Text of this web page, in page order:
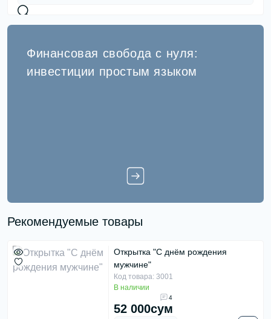
Финансовая свобода с нуля:
инвестиции простым языком
Рекомендуемые товары
Открытка "С днём рождения
мужчине"
Код товара: 3001
В наличии
4
52 000сум